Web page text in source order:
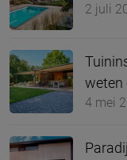
2 juli
weten
4 mei